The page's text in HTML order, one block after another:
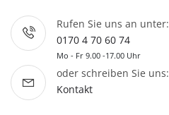
Rufen Sie uns an unter:
0170 4 70 60 74
Mo - Fr 9.00 -17.00 Uhr
oder schreiben Sie uns:
Kontakt